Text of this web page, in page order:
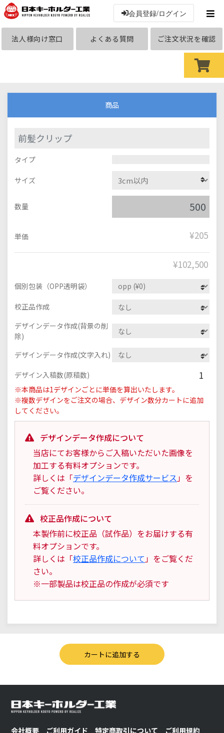
会員登録/ログイン
法人様向け窓口 よくある質問 ご注文状況を確認
商品
前髪クリップ
タイプ
サイズ
数量
単価 ¥205
¥102,500
個別包装（OPP透明袋）
校正品作成
デザインデータ作成(背景の削
除)
デザインデータ作成(文字入れ)
デザイン入稿数(原稿数) 1
※本商品は1デザインごとに単価を算出いたします。
※複数デザインをご注文の場合、デザイン数分カートに追加
してください。
デザインデータ作成について
当店にてお客様からご入稿いただいた画像を
加工する有料オプションです。
詳しくは「デザインデータ作成サービス」を
ご覧ください。
校正品作成について
本製作前に校正品（試作品）をお届けする有
料オプションです。
詳しくは「校正品作成について」をご覧くだ
さい。
※一部製品は校正品の作成が必須です
会社概要 ご利用ガイド 特定商取引について
ご利用規約